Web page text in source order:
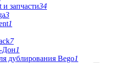
и запчасти34
3
1
7
Дон1
дублирования Bego1